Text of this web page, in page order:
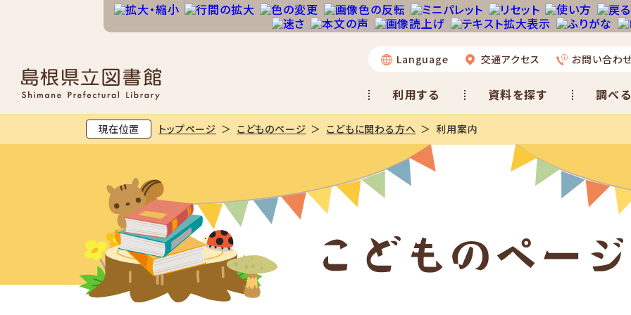
利用する 資料を探す 調べ
Language 交通アクセス お問い合わ
現在位置 トップページ こどものページ こどもに関わる方へ 利用案内